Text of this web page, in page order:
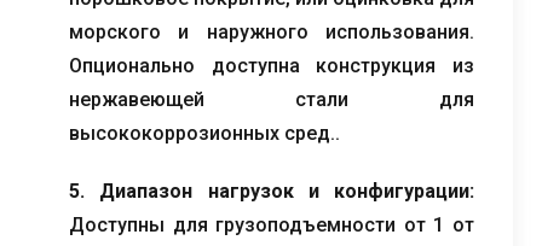
морского и наружного использования.
Опционально доступна конструкция из
нержавеющей стали для
высококоррозионных сред..
5. Диапазон нагрузок и конфигурации:
Доступны для грузоподъемности от 1 от